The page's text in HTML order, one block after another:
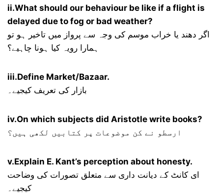
ii.What should our behaviour be like if a flight is
delayed due to fog or bad weather?
اگر دھند یا خراب موسم کی وجہ سے پرواز میں تاخیر ہو تو
ہمارا رویہ کیا ہونا چاہیے؟
iii.Define Market/Bazaar.
بازار کی تعریف کیجیے۔
iv.On which subjects did Aristotle write books?
ارسطو نے کن موضوعات پر کتابیں لکھی ہیں؟
v.Explain E. Kant’s perception about honesty.
ای کانٹ کے دیانت داری سے متعلق تصورات کی وضاحت
کیجیے۔